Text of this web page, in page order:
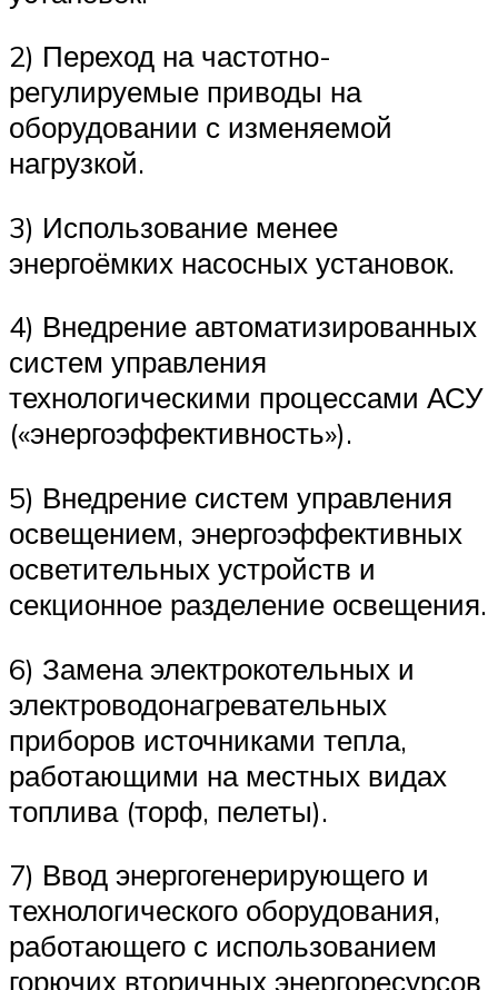
2) Переход на частотно-
регулируемые приводы на
оборудовании с изменяемой
нагрузкой.
3) Использование менее
энергоёмких насосных установок.
4) Внедрение автоматизированных
систем управления
технологическими процессами АСУ
(«энергоэффективность»).
5) Внедрение систем управления
освещением, энергоэффективных
осветительных устройств и
секционное разделение освещения.
6) Замена электрокотельных и
электроводонагревательных
приборов источниками тепла,
работающими на местных видах
топлива (торф, пелеты).
7) Ввод энергогенерирующего и
технологического оборудования,
работающего с использованием
горючих вторичных энергоресурсов